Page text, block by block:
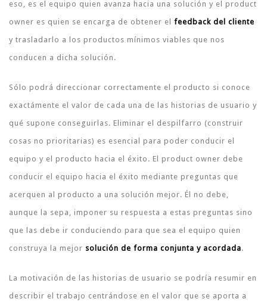
eso, es el equipo quien avanza hacia una solución y el product
owner es quien se encarga de obtener el feedback del cliente
y trasladarlo a los productos mínimos viables que nos
conducen a dicha solución.
Sólo podrá direccionar correctamente el producto si conoce
exactámente el valor de cada una de las historias de usuario y
qué supone conseguirlas. Eliminar el despilfarro (construir
cosas no prioritarias) es esencial para poder conducir el
equipo y el producto hacia el éxito. El product owner debe
conducir el equipo hacia el éxito mediante preguntas que
acerquen al producto a una solución mejor. Él no debe,
aunque la sepa, imponer su respuesta a estas preguntas sino
que las debe ir conduciendo para que sea el equipo quien
construya la mejor solución de forma conjunta y acordada.
La motivación de las historias de usuario se podría resumir en
describir el trabajo centrándose en el valor que se aporta a